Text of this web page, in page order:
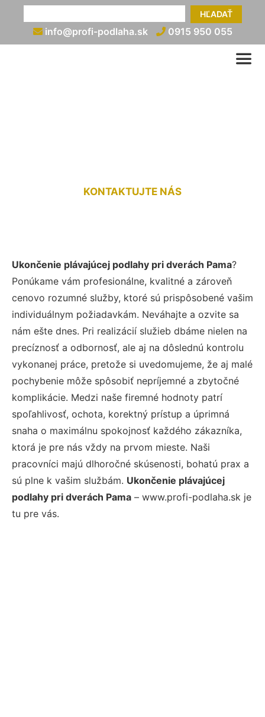
HĽADAŤ
info@profi-podlaha.sk 0915 950 055
KONTAKTUJTE NÁS
Ukončenie plávajúcej podlahy pri dverách Pama?
Ponúkame vám profesionálne, kvalitné a zároveň
cenovo rozumné služby, ktoré sú prispôsobené vašim
individuálnym požiadavkám. Neváhajte a ozvite sa
nám ešte dnes. Pri realizácií služieb dbáme nielen na
precíznosť a odbornosť, ale aj na dôslednú kontrolu
vykonanej práce, pretože si uvedomujeme, že aj malé
pochybenie môže spôsobiť nepríjemné a zbytočné
komplikácie. Medzi naše firemné hodnoty patrí
spoľahlivosť, ochota, korektný prístup a úprimná
snaha o maximálnu spokojnosť každého zákazníka,
ktorá je pre nás vždy na prvom mieste. Naši
pracovníci majú dlhoročné skúsenosti, bohatú prax a
sú plne k vašim službám. Ukončenie plávajúcej
podlahy pri dverách Pama – www.profi-podlaha.sk je
tu pre vás.